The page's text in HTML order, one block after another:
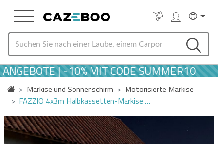
| -10% MIT CODE SUMMER10
Markise und Sonnenschirm
Motorisierte Markise
FAZZIO 4x3m Halbkassetten-Markise …